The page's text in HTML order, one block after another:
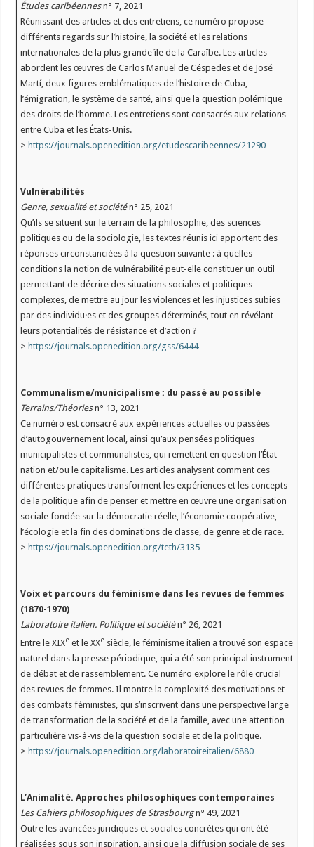
Études caribéennesn° 7, 2021
Réunissant des articles et des entretiens, ce numéro propose
différents regards sur l’histoire, la société et les relations
internationales de la plus grande île de la Caraïbe. Les articles
abordent les œuvres de Carlos Manuel de Céspedes et de José
Martí, deux figures emblématiques de l’histoire de Cuba,
l’émigration, le système de santé, ainsi que la question polémique
des droits de l’homme. Les entretiens sont consacrés aux relations
entre Cuba et les États-Unis.
> https://journals.openedition.org/etudescaribeennes/21290
Vulnérabilités
Genre, sexualité et sociétén° 25, 2021
Qu’ils se situent sur le terrain de la philosophie, des sciences
politiques ou de la sociologie, les textes réunis ici apportent des
réponses circonstanciées à la question suivante : à quelles
conditions la notion de vulnérabilité peut-elle constituer un outil
permettant de décrire des situations sociales et politiques
complexes, de mettre au jour les violences et les injustices subies
par des individu·es et des groupes déterminés, tout en révélant
leurs potentialités de résistance et d’action ?
> https://journals.openedition.org/gss/6444
Communalisme/municipalisme : du passé au possible
Terrains/Théoriesn° 13, 2021
Ce numéro est consacré aux expériences actuelles ou passées
d’autogouvernement local, ainsi qu’aux pensées politiques
municipalistes et communalistes, qui remettent en question l’État-
nation et/ou le capitalisme. Les articles analysent comment ces
différentes pratiques transforment les expériences et les concepts
de la politique afin de penser et mettre en œuvre une organisation
sociale fondée sur la démocratie réelle, l’économie coopérative,
l’écologie et la fin des dominations de classe, de genre et de race.
> https://journals.openedition.org/teth/3135
Voix et parcours du féminisme dans les revues de femmes
(1870-1970)
Laboratoire italien. Politique et sociétén° 26, 2021
Entre le XIXe et le XXe siècle, le féminisme italien a trouvé son espace
naturel dans la presse périodique, qui a été son principal instrument
de débat et de rassemblement. Ce numéro explore le rôle crucial
des revues de femmes. Il montre la complexité des motivations et
des combats féministes, qui s’inscrivent dans une perspective large
de transformation de la société et de la famille, avec une attention
particulière vis-à-vis de la question sociale et de la politique.
> https://journals.openedition.org/laboratoireitalien/6880
L’Animalité. Approches philosophiques contemporaines
Les Cahiers philosophiques de Strasbourgn° 49, 2021
Outre les avancées juridiques et sociales concrètes qui ont été
réalisées sous son inspiration, ainsi que la diffusion sociale de ses